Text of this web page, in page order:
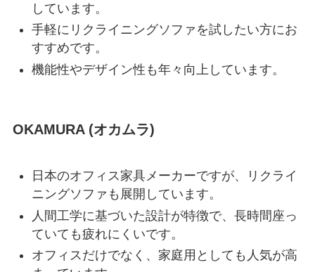
しています。
手軽にリクライニングソファを試したい方にお
すすめです。
機能性やデザイン性も年々向上しています。
OKAMURA (オカムラ)
日本のオフィス家具メーカーですが、リクライ
ニングソファも展開しています。
人間工学に基づいた設計が特徴で、長時間座っ
ていても疲れにくいです。
オフィスだけでなく、家庭用としても人気が高